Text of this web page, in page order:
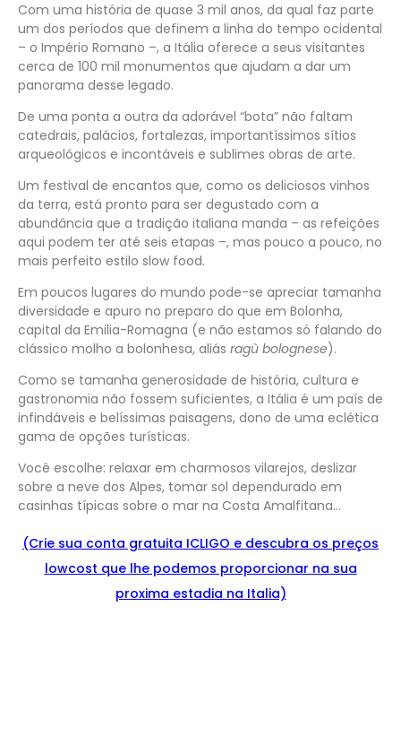
Com uma história de quase 3 mil anos, da qual faz parte
um dos períodos que definem a linha do tempo ocidental
– o Império Romano –, a Itália oferece a seus visitantes
cerca de 100 mil monumentos que ajudam a dar um
panorama desse legado.
De uma ponta a outra da adorável “bota” não faltam
catedrais, palácios, fortalezas, importantíssimos sítios
arqueológicos e incontáveis e sublimes obras de arte.
Um festival de encantos que, como os deliciosos vinhos
da terra, está pronto para ser degustado com a
abundância que a tradição italiana manda – as refeições
aqui podem ter até seis etapas –, mas pouco a pouco, no
mais perfeito estilo slow food.
Em poucos lugares do mundo pode-se apreciar tamanha
diversidade e apuro no preparo do que em Bolonha,
capital da Emilia-Romagna (e não estamos só falando do
clássico molho a bolonhesa, aliás ragù bolognese).
Como se tamanha generosidade de história, cultura e
gastronomia não fossem suficientes, a Itália é um país de
infindáveis e belíssimas paisagens, dono de uma eclética
gama de opções turísticas.
Você escolhe: relaxar em charmosos vilarejos, deslizar
sobre a neve dos Alpes, tomar sol dependurado em
casinhas típicas sobre o mar na Costa Amalfitana…
(Crie sua conta gratuita ICLIGO e descubra os preços
lowcost que lhe podemos proporcionar na sua
proxima estadia na Italia)